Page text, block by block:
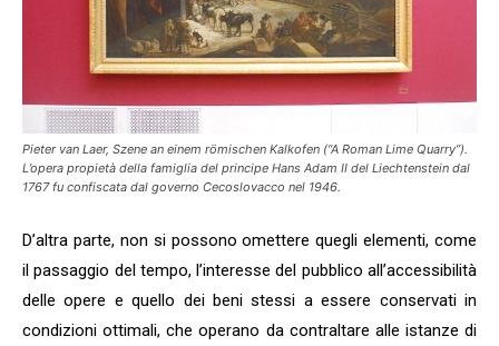
Pieter van Laer, Szene an einem römischen Kalkofen (“A Roman Lime Quarry”).
L’opera propietà della famiglia del principe Hans Adam II del Liechtenstein dal
1767 fu confiscata dal governo Cecoslovacco nel 1946.
D’altra parte, non si possono omettere quegli elementi, come
il passaggio del tempo, l’interesse del pubblico all’accessibilità
delle opere e quello dei beni stessi a essere conservati in
condizioni ottimali, che operano da contraltare alle istanze di